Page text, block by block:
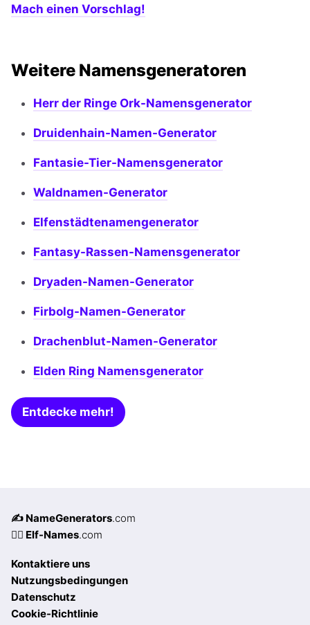
Mach einen Vorschlag!
Weitere Namensgeneratoren
Herr der Ringe Ork-Namensgenerator
Druidenhain-Namen-Generator
Fantasie-Tier-Namensgenerator
Waldnamen-Generator
Elfenstädtenamengenerator
Fantasy-Rassen-Namensgenerator
Dryaden-Namen-Generator
Firbolg-Namen-Generator
Drachenblut-Namen-Generator
Elden Ring Namensgenerator
Entdecke mehr!
✍️ NameGenerators.com
🧝‍♀️ Elf-Names.com
Kontaktiere uns
Nutzungsbedingungen
Datenschutz
Cookie-Richtlinie